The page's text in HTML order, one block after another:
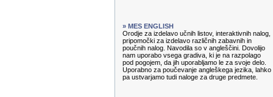
» MES ENGLISH
Orodje za izdelavo učnih listov, interaktivnih nalog,
pripomočki za izdelavo različnih zabavnih in
poučnih nalog. Navodila so v angleščini. Dovolijo
nam uporabo vsega gradiva, ki je na razpolago
pod pogojem, da jih uporabljamo le za svoje delo.
Uporabno za poučevanje angleškega jezika, lahko
pa ustvarjamo tudi naloge za druge predmete.